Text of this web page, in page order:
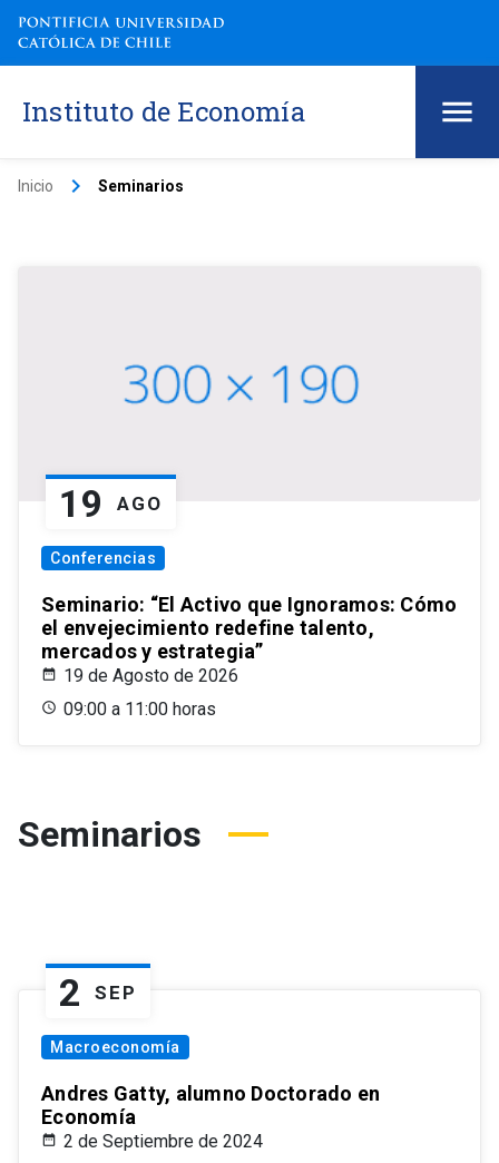
Instituto de Economía
Inicio keyboard_arrow_right Seminarios
19 AGO
Conferencias
Seminario: “El Activo que Ignoramos: Cómo
el envejecimiento redefine talento,
mercados y estrategia”
19 de Agosto de 2026
09:00 a 11:00 horas
Seminarios
2 SEP
Macroeconomía
Andres Gatty, alumno Doctorado en
Economía
2 de Septiembre de 2024